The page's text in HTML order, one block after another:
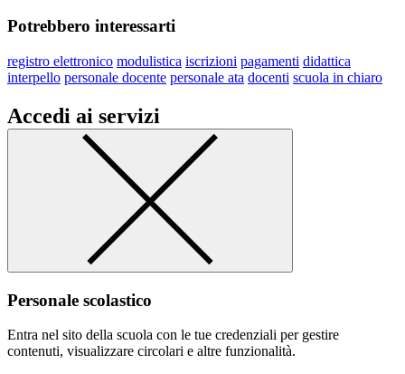
Potrebbero interessarti
registro elettronico modulistica iscrizioni pagamenti didattica
interpello personale docente personale ata docenti scuola in chiaro
Accedi ai servizi
Personale scolastico
Entra nel sito della scuola con le tue credenziali per gestire
contenuti, visualizzare circolari e altre funzionalità.